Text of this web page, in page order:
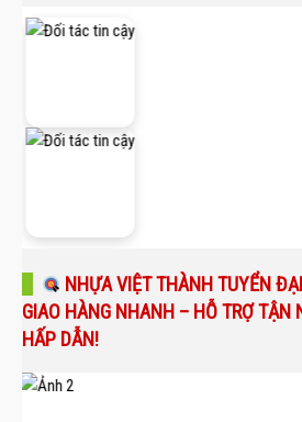
NHỰA VIỆT THÀNH TUYỂN
GIAO HÀNG NHANH – HỖ TRỢ TẬN
HẤP DẪN!